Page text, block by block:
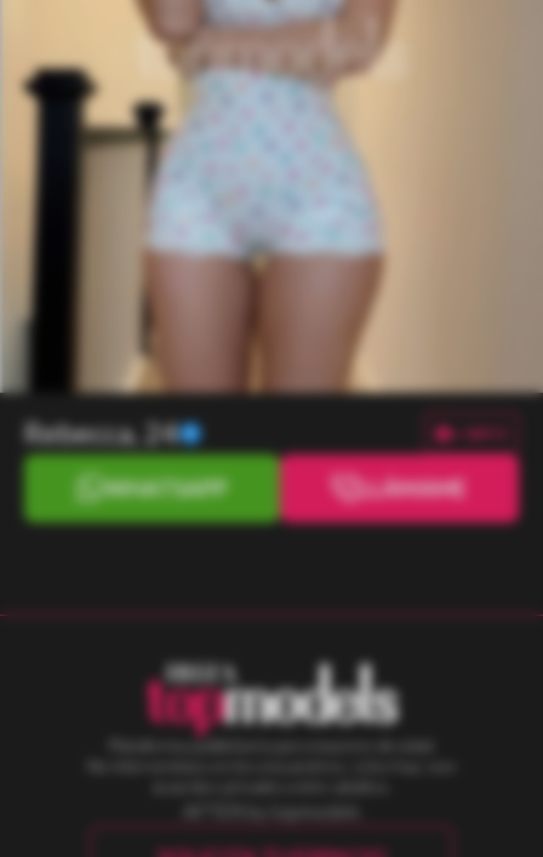
Rebecca, 24 + INFO
WHATSAPP LLÁMAME